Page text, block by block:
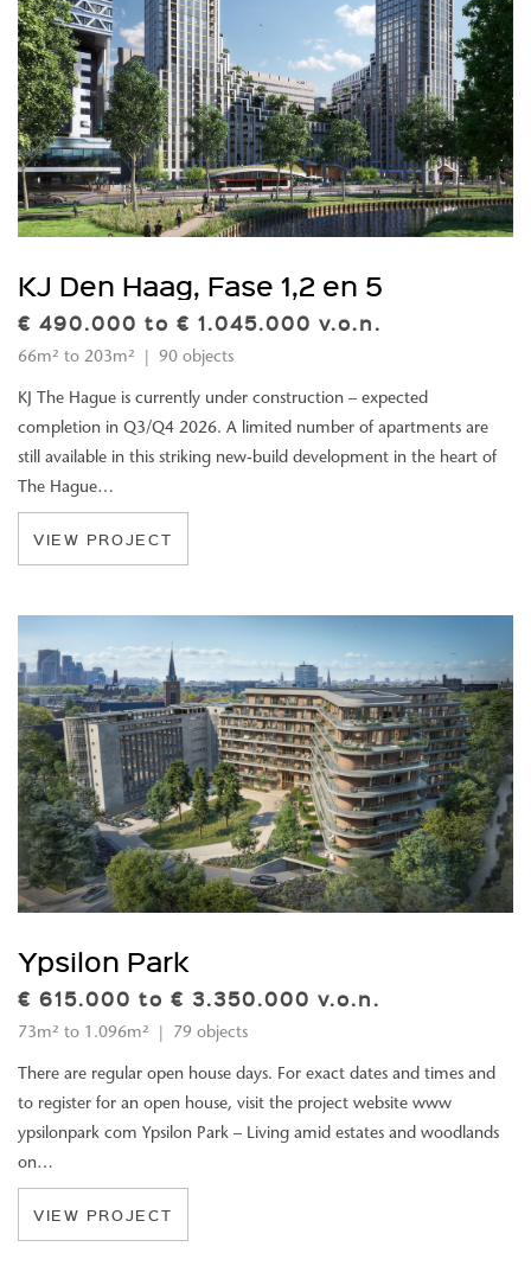
KJ Den Haag, Fase 1,2 en 5
€ 490.000 to € 1.045.000 v.o.n.
66m² to 203m² | 90 objects
KJ The Hague is currently under construction – expected
completion in Q3/Q4 2026. A limited number of apartments are
still available in this striking new-build development in the heart of
The Hague…
VIEW PROJECT
Ypsilon Park
€ 615.000 to € 3.350.000 v.o.n.
73m² to 1.096m² | 79 objects
There are regular open house days. For exact dates and times and
to register for an open house, visit the project website www
ypsilonpark com Ypsilon Park – Living amid estates and woodlands
on…
VIEW PROJECT